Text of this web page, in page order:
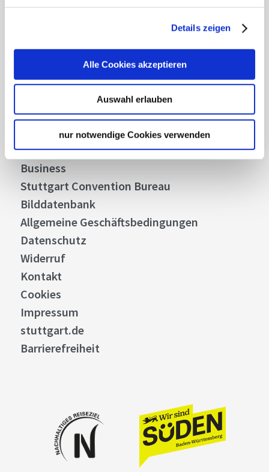
Details zeigen
Alle Cookies akzeptieren
Auswahl erlauben
nur notwendige Cookies verwenden
Stuttgart und Region immer up-to-date.
Abonnieren
Über uns
Stellenangebote
Presse
Business
Stuttgart Convention Bureau
Bilddatenbank
Allgemeine Geschäftsbedingungen
Datenschutz
Widerruf
Kontakt
Cookies
Impressum
stuttgart.de
Barrierefreiheit